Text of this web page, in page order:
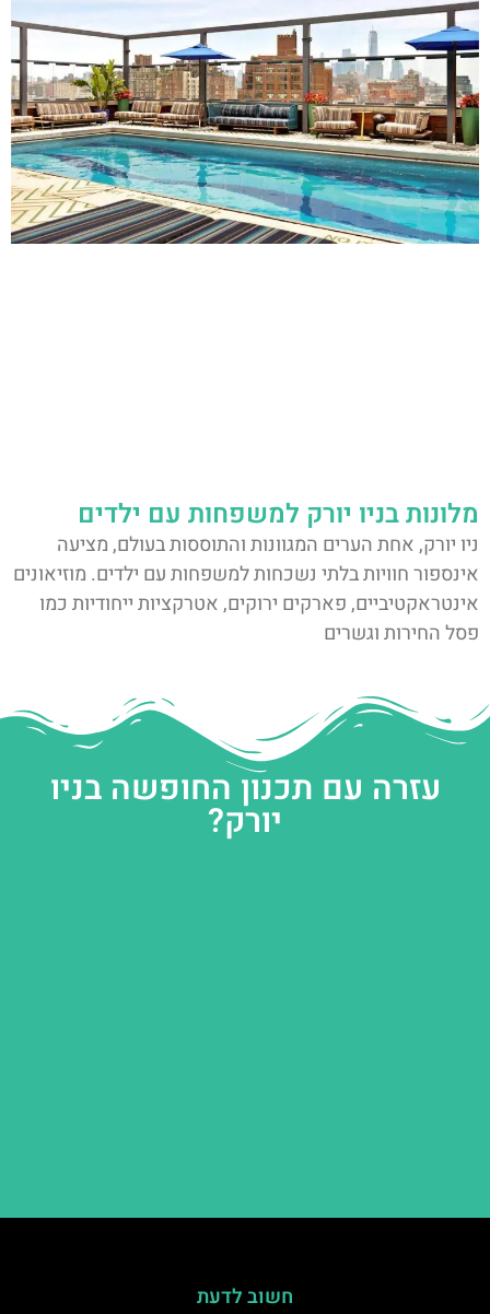
מלונות בניו יורק למשפחות עם ילדים
ניו יורק, אחת הערים המגוונות והתוססות בעולם, מציעה
אינספור חוויות בלתי נשכחות למשפחות עם ילדים. מוזיאונים
אינטראקטיביים, פארקים ירוקים, אטרקציות ייחודיות כמו
פסל החירות וגשרים
עזרה עם תכנון החופשה בניו
יורק?
חשוב לדעת